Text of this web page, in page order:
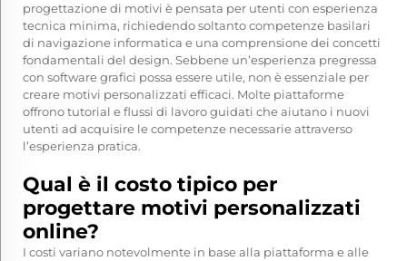
progettazione di motivi è pensata per utenti con esperienza
tecnica minima, richiedendo soltanto competenze basilari
di navigazione informatica e una comprensione dei concetti
fondamentali del design. Sebbene un’esperienza pregressa
con software grafici possa essere utile, non è essenziale per
creare motivi personalizzati efficaci. Molte piattaforme
offrono tutorial e flussi di lavoro guidati che aiutano i nuovi
utenti ad acquisire le competenze necessarie attraverso
l’esperienza pratica.
Qual è il costo tipico per
progettare motivi personalizzati
online?
I costi variano notevolmente in base alla piattaforma e alle